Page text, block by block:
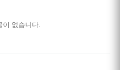
이 없습니다.